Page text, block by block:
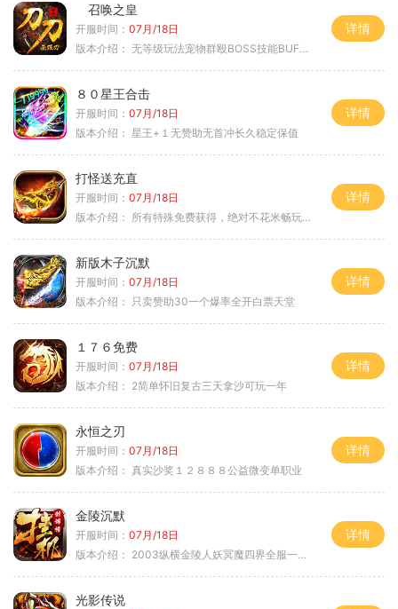
召唤之皇
开服时间： 07月/18日
版本介绍： 无等级玩法宠物群殴BOSS技能BUFF铭文B
详情
８０星王合击
开服时间： 07月/18日
版本介绍： 星王+１无赞助无首冲长久稳定保值
详情
打怪送充直
开服时间： 07月/18日
版本介绍： 所有特殊免费获得，绝对不花米畅玩所有地图
详情
新版木子沉默
开服时间： 07月/18日
版本介绍：
只卖赞助30一个爆率全开白票天堂
详情
１７６免费
开服时间： 07月/18日
版本介绍： 2简单怀旧复古三天拿沙可玩一年
详情
永恒之刃
开服时间： 07月/18日
版本介绍： 真实沙奖１２８８８公益微变单职业
详情
金陵沉默
开服时间： 07月/18日
版本介绍： 2003纵横金陵人妖冥魔四界全服一切靠
详情
光影传说